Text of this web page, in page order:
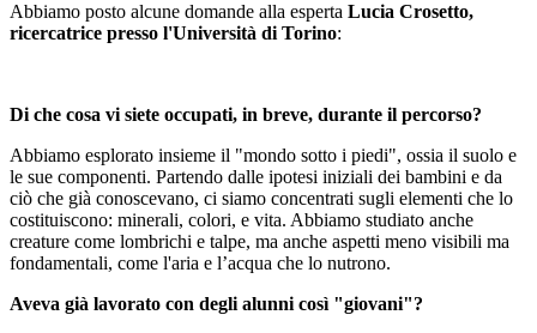
Abbiamo posto alcune domande alla esperta Lucia Crosetto,
ricercatrice presso l'Università di Torino:
Di che cosa vi siete occupati, in breve, durante il percorso?
Abbiamo esplorato insieme il "mondo sotto i piedi", ossia il suolo e
le sue componenti. Partendo dalle ipotesi iniziali dei bambini e da
ciò che già conoscevano, ci siamo concentrati sugli elementi che lo
costituiscono: minerali, colori, e vita. Abbiamo studiato anche
creature come lombrichi e talpe, ma anche aspetti meno visibili ma
fondamentali, come l'aria e l’acqua che lo nutrono.
Aveva già lavorato con degli alunni così "giovani"?